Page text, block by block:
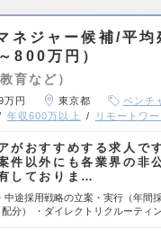
ネジャー候補/平
800万円）
育など）
円 東京都 ベンチ
年収600万以上 リモートワ
がおすすめする求人で
件以外にも各業界の非
しておりま…
中途採用戦略の立案・実行（年間
分） ・ダイレクトリクルーティ